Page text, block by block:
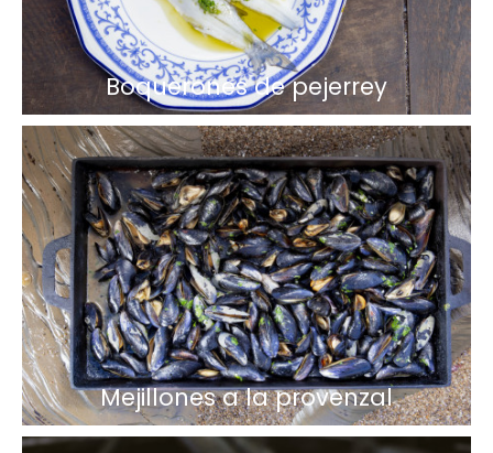
Boquerones de pejerrey
Mejillones a la provenzal